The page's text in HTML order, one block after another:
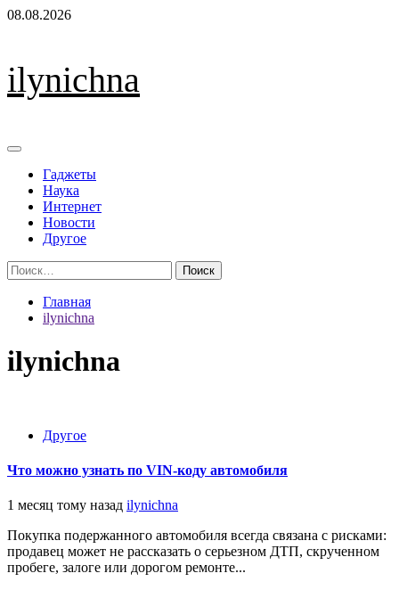
Перейти
08.08.2026
ilynichna
Основное
Гаджеты
Наука
Интернет
Новости
Другое
Найти:
Главная
ilynichna
ilynichna
Другое
Что можно узнать по VIN-коду автомобиля
1 месяц тому назад ilynichna
Покупка подержанного автомобиля всегда связана с рисками:
продавец может не рассказать о серьезном ДТП, скрученном
пробеге, залоге или дорогом ремонте...